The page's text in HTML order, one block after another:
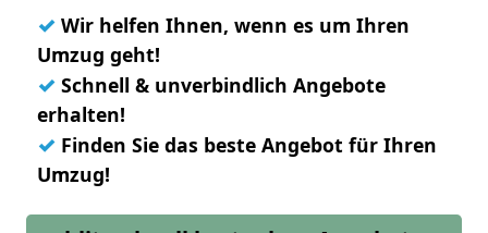
✓ Wir helfen Ihnen, wenn es um Ihren
Umzug geht!
✓ Schnell & unverbindlich Angebote
erhalten!
✓ Finden Sie das beste Angebot für Ihren
Umzug!